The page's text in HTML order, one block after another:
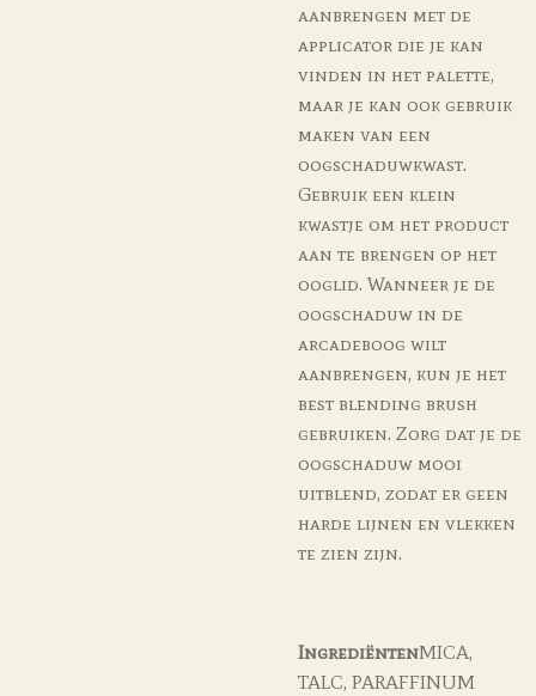
aanbrengen met de
applicator die je kan
vinden in het palette,
maar je kan ook gebruik
maken van een
oogschaduwkwast.
Gebruik een klein
kwastje om het product
aan te brengen op het
ooglid. Wanneer je de
oogschaduw in de
arcadeboog wilt
aanbrengen, kun je het
best blending brush
gebruiken. Zorg dat je de
oogschaduw mooi
uitblend, zodat er geen
harde lijnen en vlekken
te zien zijn.
IngrediëntenMICA,
TALC, PARAFFINUM